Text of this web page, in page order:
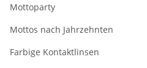
Mottoparty
Mottos nach Jahrzehnten
Farbige Kontaktlinsen